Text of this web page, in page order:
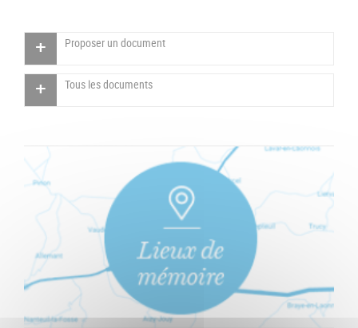
Proposer un document
Tous les documents